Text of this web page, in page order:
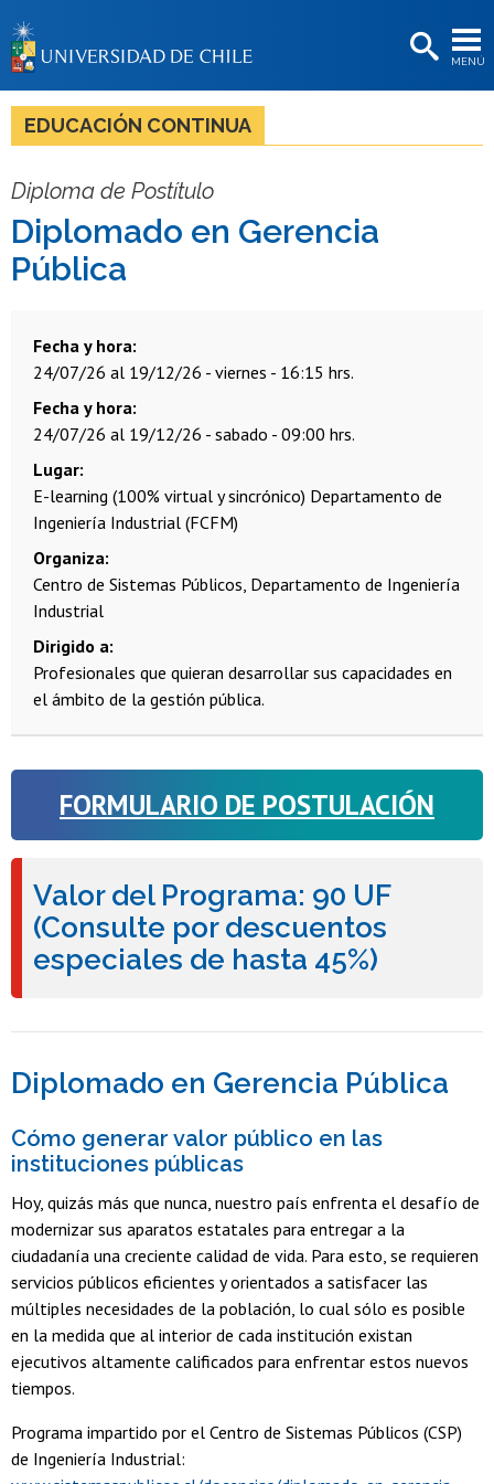
MENÚ
BIBLIOTECAS
LA UNIVERSIDAD
Estudiantes
Académicas/os
EDUCACIÓN CONTINUA
Diploma de Postítulo
Diplomado en Gerencia
Pública
Fecha y hora
24/07/26 al 19/12/26 - viernes - 16:15 hrs.
Fecha y hora
24/07/26 al 19/12/26 - sabado - 09:00 hrs.
Lugar
E-learning (100% virtual y sincrónico) Departamento de
Ingeniería Industrial (FCFM)
Organiza
Centro de Sistemas Públicos, Departamento de Ingeniería
Industrial
Dirigido a
Profesionales que quieran desarrollar sus capacidades en
el ámbito de la gestión pública.
FORMULARIO DE POSTULACIÓN
Valor del Programa: 90 UF
(Consulte por descuentos
especiales de hasta 45%)
Diplomado en Gerencia Pública
Cómo generar valor público en las
instituciones públicas
Hoy, quizás más que nunca, nuestro país enfrenta el desafío de
modernizar sus aparatos estatales para entregar a la
ciudadanía una creciente calidad de vida. Para esto, se requieren
servicios públicos eficientes y orientados a satisfacer las
múltiples necesidades de la población, lo cual sólo es posible
en la medida que al interior de cada institución existan
ejecutivos altamente calificados para enfrentar estos nuevos
tiempos.
Programa impartido por el Centro de Sistemas Públicos (CSP)
de Ingeniería Industrial: